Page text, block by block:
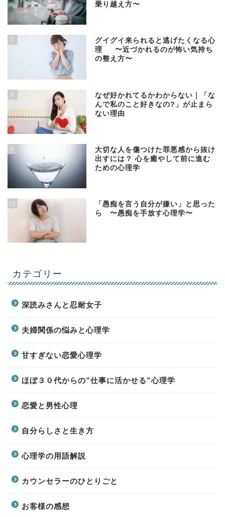
乗り越え方〜
7
グイグイ来られると逃げたくなる心
理 〜近づかれるのが怖い気持ち
の整え方〜
8
なぜ好かれてるかわからない｜「な
んで私のこと好きなの?」が止まら
ない理由
9
大切な人を傷つけた罪悪感から抜け
出すには？ 心を癒やして前に進む
ための心理学
10
「愚痴を言う自分が嫌い」と思った
ら 〜愚痴を手放す心理学〜
カテゴリー
深読みさんと忍耐女子
夫婦関係の悩みと心理学
甘すぎない恋愛心理学
ほぼ３０代からの”仕事に活かせる”心理学
恋愛と男性心理
自分らしさと生き方
心理学の用語解説
カウンセラーのひとりごと
お客様の感想